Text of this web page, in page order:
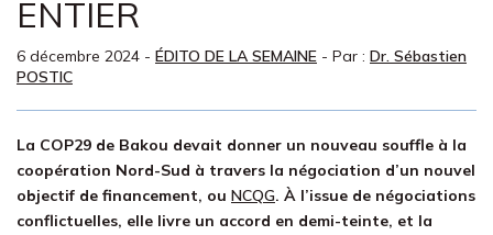
ENTIER
6 décembre 2024 - ÉDITO DE LA SEMAINE - Par : Dr. Sébastien
POSTIC
La COP29 de Bakou devait donner un nouveau souffle à la
coopération Nord-Sud à travers la négociation d’un nouvel
objectif de financement, ou NCQG. À l’issue de négociations
conflictuelles, elle livre un accord en demi-teinte, et la